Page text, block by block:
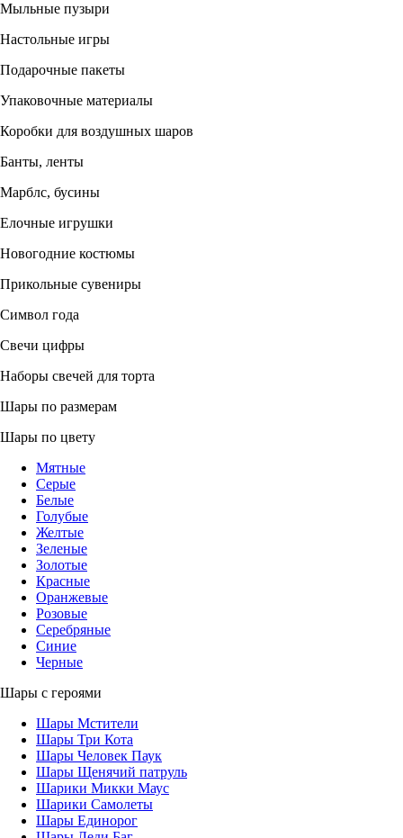
Мыльные пузыри
Настольные игры
Подарочные пакеты
Упаковочные материалы
Коробки для воздушных шаров
Банты, ленты
Марблс, бусины
Елочные игрушки
Новогодние костюмы
Прикольные сувениры
Символ года
Свечи цифры
Наборы свечей для торта
Шары по размерам
Шары по цвету
Мятные
Серые
Белые
Голубые
Желтые
Зеленые
Золотые
Красные
Оранжевые
Розовые
Серебряные
Синие
Черные
Шары с героями
Шары Мстители
Шары Три Кота
Шары Человек Паук
Шары Щенячий патруль
Шарики Микки Маус
Шарики Самолеты
Шары Единорог